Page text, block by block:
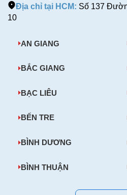
Địa chỉ tại HCM: Số 137
10
AN GIANG
BẮC GIANG
BẠC LIÊU
BẾN TRE
BÌNH DƯƠNG
BÌNH THUẬN